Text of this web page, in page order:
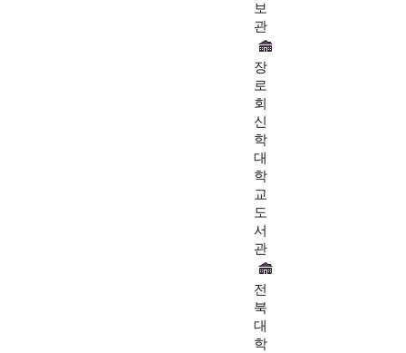
보
관
장
로
회
신
학
대
학
교
도
서
관
전
북
대
학